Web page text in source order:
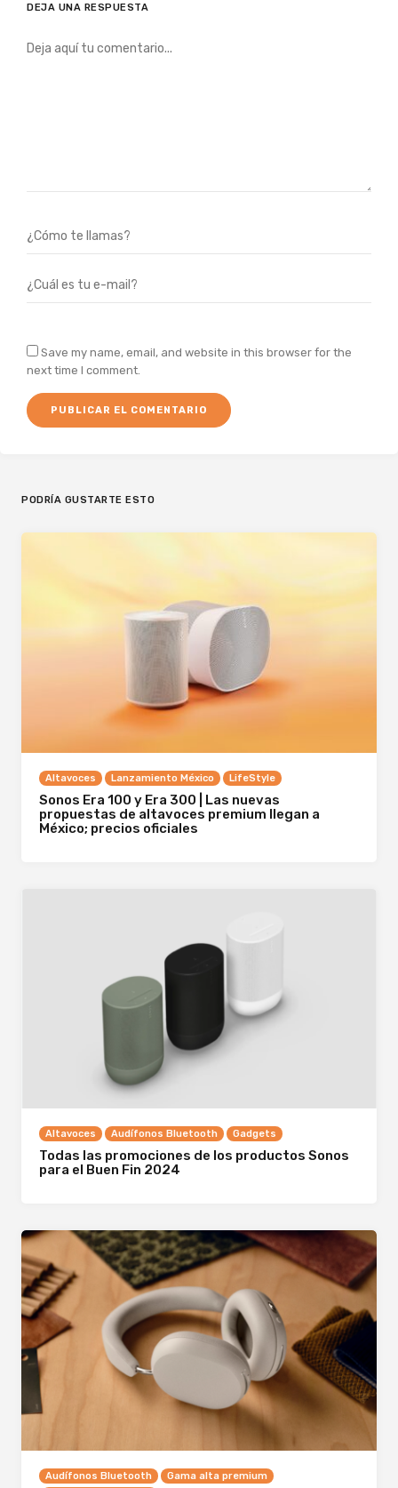
DEJA UNA RESPUESTA
Save my name, email, and website in this browser for the
next time I comment.
PODRÍA GUSTARTE ESTO
Altavoces Lanzamiento México LifeStyle
Sonos Era 100 y Era 300 | Las nuevas
propuestas de altavoces premium llegan a
México; precios oficiales
Altavoces Audífonos Bluetooth Gadgets
Todas las promociones de los productos Sonos
para el Buen Fin 2024
Audífonos Bluetooth Gama alta premium